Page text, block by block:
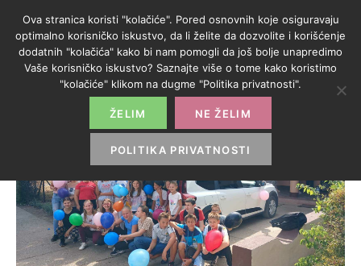
Ova stranica koristi "kolačiće". Pored osnovnih koje osiguravaju
optimalno korisničko iskustvo, da li želite da dozvolite i korišćenje
dodatnih "kolačića" kako bi nam pomogli da još bolje unapredimo
Vaše korisničko iskustvo? Saznajte više o tome kako koristimo
"kolačiće" klikom na dugme "Politika privatnosti".
ŽELIM NE ŽELIM
POLITIKA PRIVATNOSTI